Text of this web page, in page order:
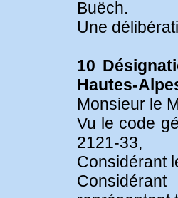
Buëch.
Une
10
Hautes-
Monsieur le
Vu le code
2121-33,
Considérant